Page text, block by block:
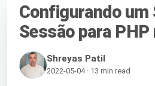
Configurando um
Sessão para
Shreyas Patil
2022-05-04 · 13 min read